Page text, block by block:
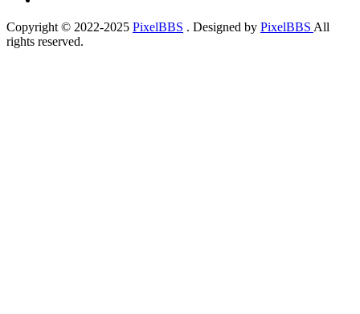
Copyright © 2022-2025 PixelBBS . Designed by PixelBBS All
rights reserved.